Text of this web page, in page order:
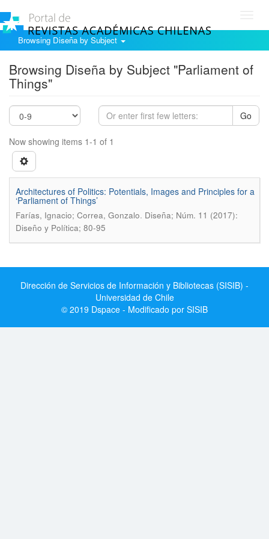
Browsing Diseña by Subject
Browsing Diseña by Subject "Parliament of
Things"
Go
Now showing items 1-1 of 1
Architectures of Politics: Potentials, Images and Principles for a
‘Parliament of Things’
Farías, Ignacio; Correa, Gonzalo. Diseña; Núm. 11 (2017):
Diseño y Política; 80-95
Dirección de Servicios de Información y Bibliotecas (SISIB) -
Universidad de Chile
© 2019 Dspace - Modificado por SISIB